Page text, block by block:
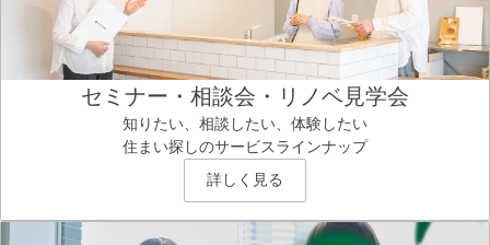
セミナー・相談会・リノベ見学会
知りたい、相談したい、体験したい
住まい探しのサービスラインナップ
詳しく見る